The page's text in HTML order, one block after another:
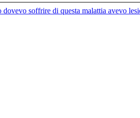
soffrire di questa malattia avevo